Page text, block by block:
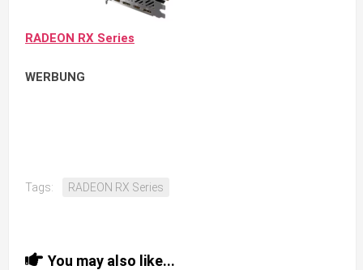
RADEON RX Series
WERBUNG
Tags: RADEON RX Series
You may also like...